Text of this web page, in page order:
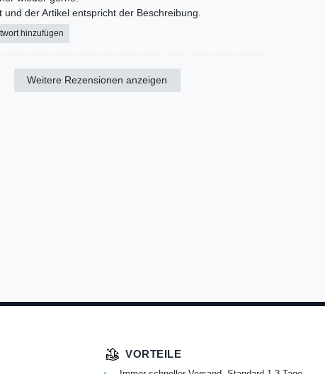
und der Artikel entspricht der Beschreibung.
hinzufügen
Weitere Rezensionen anzeigen
VORTEILE